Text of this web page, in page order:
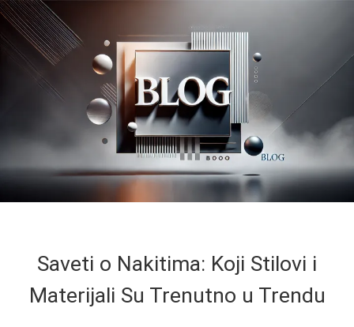
Saveti o Nakitima: Koji Stilovi i
Materijali Su Trenutno u Trendu